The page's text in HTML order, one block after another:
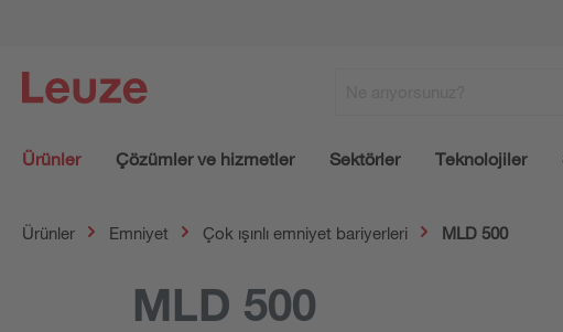
Ürünler Çözümler ve hizmetler Sektörler Teknolojiler
Ürünler Emniyet Çok ışınlı emniyet bariyerleri MLD 500
MLD 500